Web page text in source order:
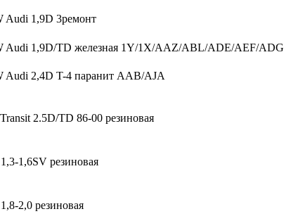
Audi 1,9D 3ремонт
Audi 1,9D/TD железная 1Y/1X/AAZ/ABL/ADE/AEF/ADG
Audi 2,4D T-4 паранит AAB/AJA
2.5D/TD 86-00 резиновая
1,6SV резиновая
2,0 резиновая